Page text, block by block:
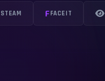
STEAM FFACEIT